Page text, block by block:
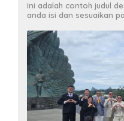
Ini adalah contoh judul
anda isi dan sesuaikan